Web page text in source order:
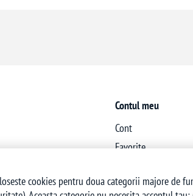
Contul meu
Cont
Favorite
cookies pentru doua categorii majore de